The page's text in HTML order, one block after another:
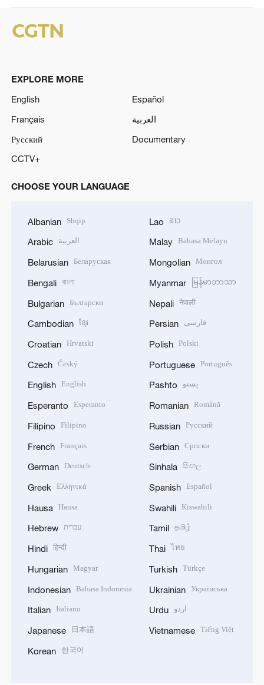
EXPLORE MORE
English
Español
Français
العربية
Русский
Documentary
CCTV+
CHOOSE YOUR LANGUAGE
Albanian Shqip
Arabic العربية
Belarusian Беларуская
Bengali বাংলা
Bulgarian Български
Cambodian ខ្មែរ
Croatian Hrvatski
Czech Český
English English
Esperanto Esperanto
Filipino Filipino
French Français
German Deutsch
Greek Ελληνικά
Hausa Hausa
Hebrew עברית
Hindi हिन्दी
Hungarian Magyar
Indonesian Bahasa Indonesia
Italian Italiano
Japanese 日本語
Korean 한국어
Lao ລາວ
Malay Bahasa Melayu
Mongolian Монгол
Myanmar မြန်မာဘာသာ
Nepali नेपाली
Persian فارسی
Polish Polski
Portuguese Português
Pashto پښتو
Romanian Română
Russian Русский
Serbian Српски
Sinhala සිංහල
Spanish Español
Swahili Kiswahili
Tamil தமிழ்
Thai ไทย
Turkish Türkçe
Ukrainian Українська
Urdu اردو
Vietnamese Tiếng Việt